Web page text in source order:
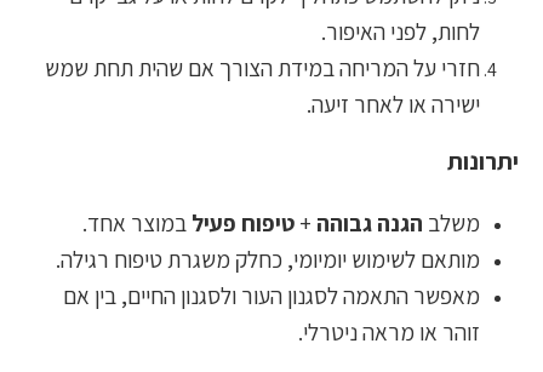
לחות, לפני האיפור.
חזרי על המריחה במידת הצורך אם שהית תחת שמש
ישירה או לאחר זיעה.
יתרונות
משלב הגנה גבוהה +טיפוח פעילבמוצר אחד.
מותאם לשימוש יומיומי, כחלק משגרת טיפוח רגילה.
מאפשר התאמה לסגנון העור ולסגנון החיים, בין אם
זוהר או מראה ניטרלי.